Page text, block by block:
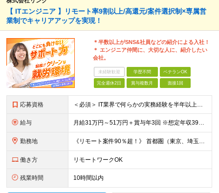
【 ITエンジニア 】リモート率9割以上/高還元/案件選択制×専属営
業制でキャリアアップを実現！
＊半数以上がSNS&社員などの紹介による入社！
＊ エンジニア仲間に、大切な人に、紹介したい
会社。
未経験歓迎 学歴不問 ベテランOK
完全週休2日 賞与複数月 面接1回
応募資格 ＜必須＞ IT業界で何らかの実務経験を半年以上お持ちの方（使用言語不問） ＜こんなご希望があれば、ぜひ当社にご相談ください＞ ◎ スキルや成果にしっかり見合った給与を受け取りたい ◎ 残業を
給与 月給31万円～51万円＋賞与年3回 ※想定年収394万円～1,032万円 ★年間300万円の賞与実績あり ★平均昇給額3万円 ★エンジニアへの還元率75％（実質78.9%） ※経験・能力を考慮し
勤務地 《リモート案件90％超！》 首都圏（東京、埼玉、千葉、神奈川）、大阪、名古屋、福岡のプロジェクト先やリモートでの勤務となります。 ※面接から入社まで全てオンラインで完結できます！ ※帰社日自
働き方 リモートワークOK
残業時間 10時間以内